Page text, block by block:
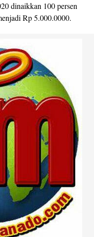
dinaikkan 100 persen
Rp 5.000.0000.